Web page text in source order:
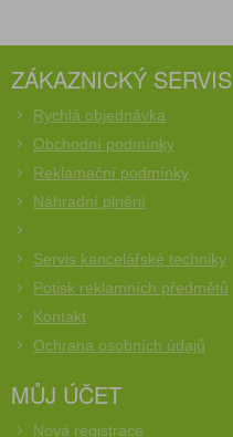
ZÁKAZNICKÝ SERVIS
Rychlá objednávka
Obchodní podmínky
Reklamační podmínky
Náhradní plnění
Servis kancelářské techniky
Potisk reklamních předmětů
Kontakt
Ochrana osobních údajů
MŮJ ÚČET
Nová registrace